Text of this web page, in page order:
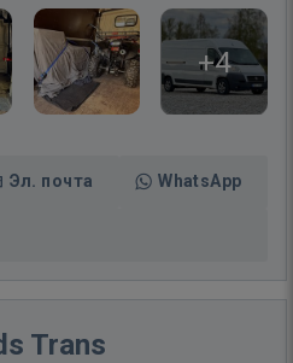
+4
Эл. почта WhatsApp
Trans